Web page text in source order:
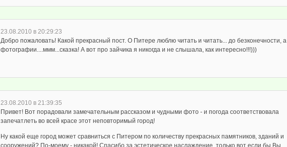
23.08.2010 в 20:29:23
Добро пожаловать! Какой прекрасный пост. О Питере люблю читать и читать... до безконечности, а
фотографии....ммм...сказка! А вот про зайчика я никогда и не слышала, как интересно!!!)))
23.08.2010 в 21:39:35
Привет! Вот порадовали замечательным рассказом и чудными фото - и погода соответствовала
запечатлеть во всей красе этот неповторимый город!
Ну какой еще город может сравниться с Питером по количеству прекрасных памятников, зданий и
сооружений? По-моему - никакой! Спасибо за эстетическое наслаждение, только вот если бы Вы